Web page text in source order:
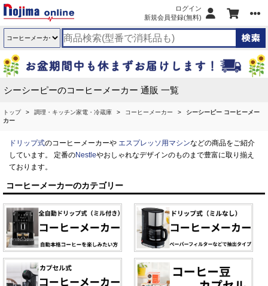
ログイン
新規会員登録(無料)
シーシーピーのコーヒーメーカー 通販 一覧
トップ 調理・キッチン家電・冷蔵庫 コーヒーメーカー
シーシーピー コーヒーメー
カー
ドリップ式のコーヒーメーカーや エスプレッソ用マシンなどの商品をご紹介
しています。 定番のNestleやおしゃれなデザインのものまで豊富に取り揃え
ております。
コーヒーメーカーのカテゴリー